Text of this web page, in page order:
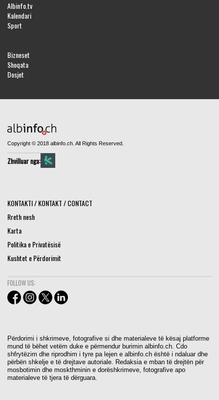
Albinfo.tv
Kalendari
Sport
Bizneset
Shoqata
Dosjet
Copyright © 2018 albinfo.ch. All Rights Reserved.
Zhvilluar nga:
KONTAKTI / KONTAKT / CONTACT
Rreth nesh
Karta
Politika e Privatësisë
Kushtet e Përdorimit
FOLLOW US:
Përdorimi i shkrimeve, fotografive si dhe materialeve të kësaj platforme
mund të bëhet vetëm duke e përmendur burimin albinfo.ch. Cdo
shfrytëzim dhe riprodhim i tyre pa lejen e albinfo.ch është i ndaluar dhe
përbën shkelje e të drejtave autoriale. Redaksia e mban të drejtën për
mosbotimin dhe moskthminin e dorëshkrimeve, fotografive apo
materialeve të tjera të dërguara.